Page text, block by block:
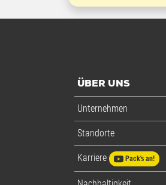
ÜBER UNS
Unternehmen
Standorte
Karriere Pack's an!